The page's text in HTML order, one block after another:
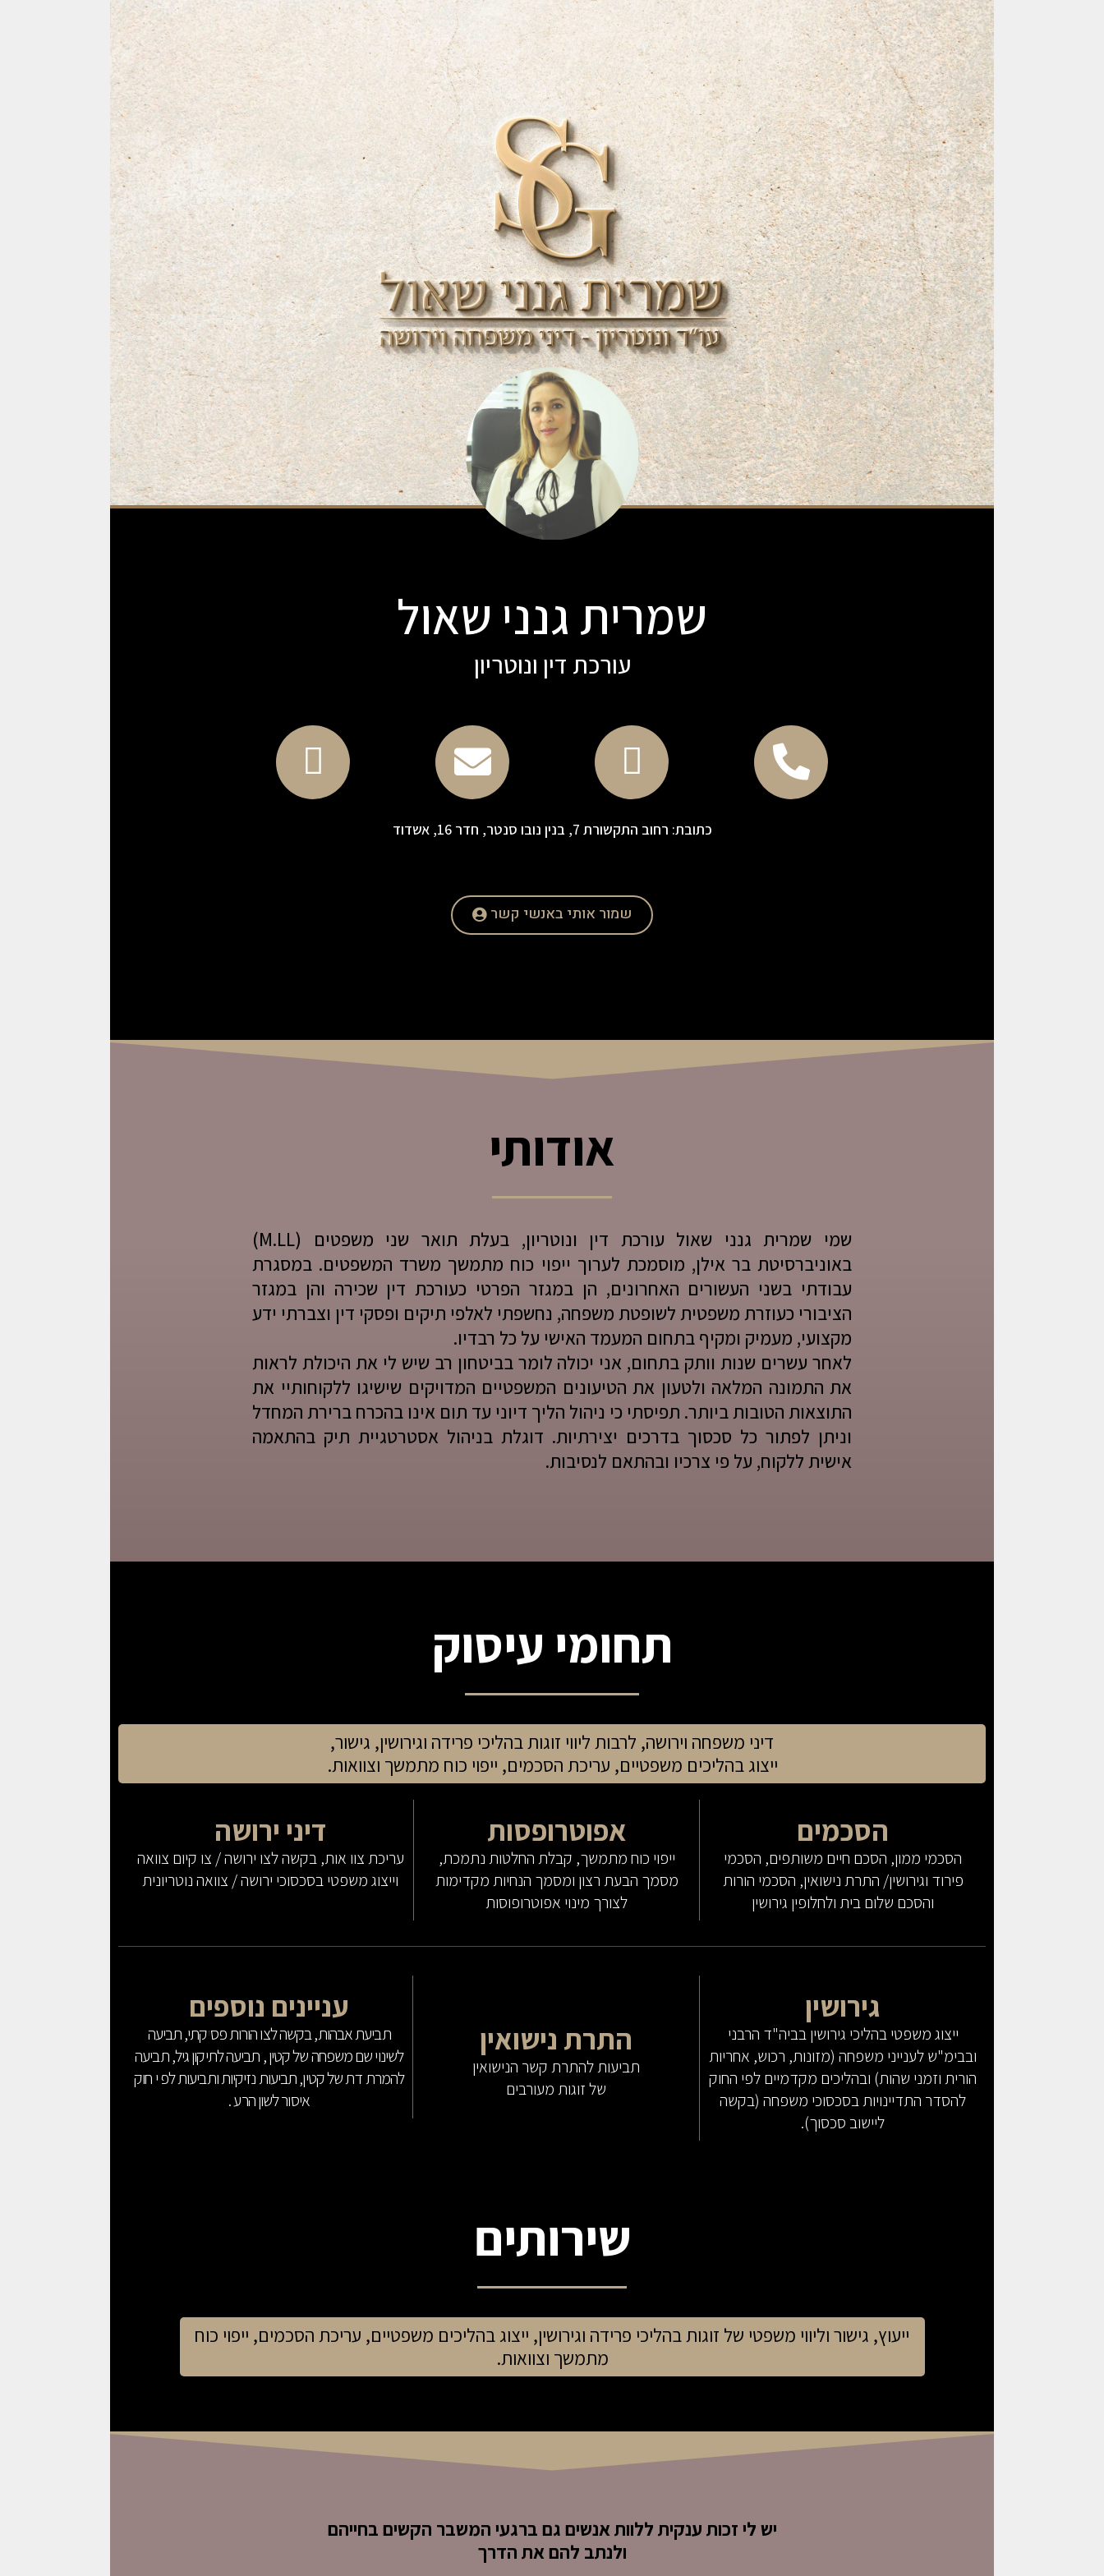
שמרית גנני שאול
עורכת דין ונוטריון
כתובת: רחוב התקשורת 7, בנין נובו סנטר, חדר 16, אשדוד
שמור אותי באנשי קשר
אודותי
שמי שמרית גנני שאול עורכת דין ונוטריון, בעלת תואר שני משפטים (M.LL)
באוניברסיטת בר אילן, מוסמכת לערוך ייפוי כוח מתמשך משרד המשפטים. במסגרת
עבודתי בשני העשורים האחרונים, הן במגזר הפרטי כעורכת דין שכירה והן במגזר
הציבורי כעוזרת משפטית לשופטת משפחה, נחשפתי לאלפי תיקים ופסקי דין וצברתי ידע
מקצועי, מעמיק ומקיף בתחום המעמד האישי על כל רבדיו.
לאחר עשרים שנות וותק בתחום, אני יכולה לומר בביטחון רב שיש לי את היכולת לראות
את התמונה המלאה ולטעון את הטיעונים המשפטיים המדויקים שישיגו ללקוחותיי את
התוצאות הטובות ביותר. תפיסתי כי ניהול הליך דיוני עד תום אינו בהכרח ברירת המחדל
וניתן לפתור כל סכסוך בדרכים יצירתיות. דוגלת בניהול אסטרטגיית תיק בהתאמה
אישית ללקוח, על פי צרכיו ובהתאם לנסיבות.
תחומי עיסוק
דיני משפחה וירושה, לרבות ליווי זוגות בהליכי פרידה וגירושין, גישור,
ייצוג בהליכים משפטיים, עריכת הסכמים, ייפוי כוח מתמשך וצוואות.
הסכמים
הסכמי ממון, הסכם חיים משותפים, הסכמי
פירוד וגירושין/ התרת נישואין, הסכמי הורות
והסכם שלום בית ולחלופין גירושין
אפוטרופסות
ייפוי כוח מתמשך, קבלת החלטות נתמכת,
מסמך הבעת רצון ומסמך הנחיות מקדימות
לצורך מינוי אפוטרופוסות
דיני ירושה
עריכת צוו אות, בקשה לצו ירושה / צו קיום צוואה
וייצוג משפטי בסכסוכי ירושה / צוואה נוטריונית
גירושין
ייצוג משפטי בהליכי גירושין בביה"ד הרבני
ובבימ"ש לענייני משפחה (מזונות, רכוש, אחריות
הורית וזמני שהות) ובהליכים מקדמיים לפי החוק
להסדר התדיינויות בסכסוכי משפחה (בקשה
ליישוב סכסוך).
התרת נישואין
תביעות להתרת קשר הנישואין
של זוגות מעורבים
עניינים נוספים
תביעת אבהות, בקשה לצו הורות פסיקתי, תביעה
לשינוי שם משפחה של קטין , תביעה לתיקון גיל, תביעה
להמרת דת של קטין, תביעות נזיקיות ותביעות לפ י חוק
איסור לשון הרע .
שירותים
ייעוץ, גישור וליווי משפטי של זוגות בהליכי פרידה וגירושין, ייצוג בהליכים משפטיים, עריכת הסכמים, ייפוי כוח
מתמשך וצוואות.
יש לי זכות ענקית ללוות אנשים גם ברגעי המשבר הקשים בחייהם
ולנתב להם את הדרך